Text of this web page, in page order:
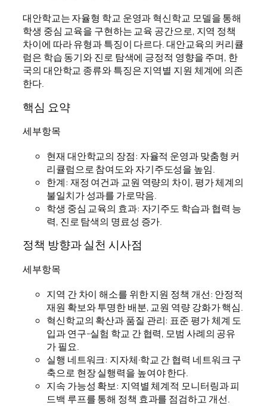
대안학교는 자율형 학교 운영과 혁신학교 모델을 통해
학생 중심 교육을 구현하는 교육 공간으로, 지역 정책
차이에 따라 유형과 특징이 다르다. 대안교육의 커리큘
럼은 학습 동기와 진로 탐색에 긍정적 영향을 주며, 한
국의 대안학교 종류와 특징은 지역별 지원 체계에 의존
한다.
핵심 요약
세부항목
현재 대안학교의 장점: 자율적 운영과 맞춤형 커
리큘럼으로 참여도와 자기주도성을 높임.
한계: 재정 여건과 교원 역량의 차이, 평가 체계의
불일치가 성과를 가로막음.
학생 중심 교육의 효과: 자기주도 학습과 협력 능
력, 진로 탐색의 명료성 증가.
정책 방향과 실천 시사점
세부항목
지역 간 차이 해소를 위한 지원 정책 개선: 안정적
재원 확보와 투명한 배분, 교원 역량 강화가 핵심.
혁신학교의 확산과 품질 관리: 표준 평가 체계 도
입과 연구-실험 학교 간 협력, 모범 사례의 공유
가 필요.
실행 네트워크: 지자체·학교 간 협력 네트워크 구
축으로 현장 실행력을 높여야 한다.
지속 가능성 확보: 지역별 체계적 모니터링과 피
드백 루프를 통해 정책 효과를 점검하고 개선.